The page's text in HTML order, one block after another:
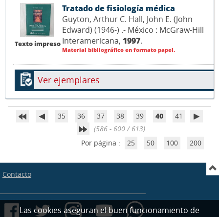
Texto impreso
Tratado de fisiología médica
Guyton, Arthur C. Hall, John E. (John
Edward) (1946-) .- México : McGraw-Hill
Interamericana, 1997.
Material bibliográfico en formato papel.
Ver ejemplares
35 36 37 38 39 40
41
(586 - 600 / 613)
Por página :
25 50 100 200
Contacto
Las cookies aseguran el buen funcionamiento de